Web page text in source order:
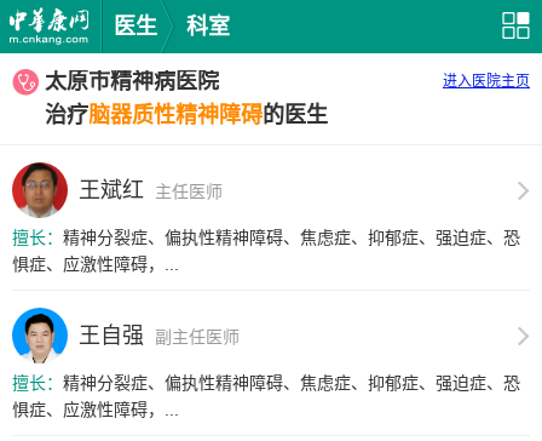
医生 科室
太原市精神病医院 进入医院主页
治疗脑器质性精神障碍的医生
王斌红 主任医师
擅长： 精神分裂症、偏执性精神障碍、焦虑症、抑郁症、强迫症、恐
惧症、应激性障碍，...
王自强 副主任医师
擅长： 精神分裂症、偏执性精神障碍、焦虑症、抑郁症、强迫症、恐
惧症、应激性障碍，...